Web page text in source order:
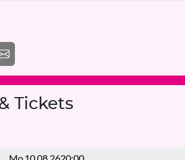
Tickets